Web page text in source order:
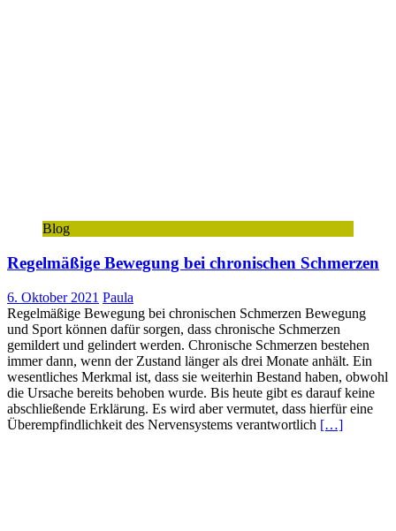
Blog
Regelmäßige Bewegung bei chronischen Schmerzen
6. Oktober 2021 Paula
Regelmäßige Bewegung bei chronischen Schmerzen Bewegung
und Sport können dafür sorgen, dass chronische Schmerzen
gemildert und gelindert werden. Chronische Schmerzen bestehen
immer dann, wenn der Zustand länger als drei Monate anhält. Ein
wesentliches Merkmal ist, dass sie weiterhin Bestand haben, obwohl
die Ursache bereits behoben wurde. Bis heute gibt es darauf keine
abschließende Erklärung. Es wird aber vermutet, dass hierfür eine
Überempfindlichkeit des Nervensystems verantwortlich […]